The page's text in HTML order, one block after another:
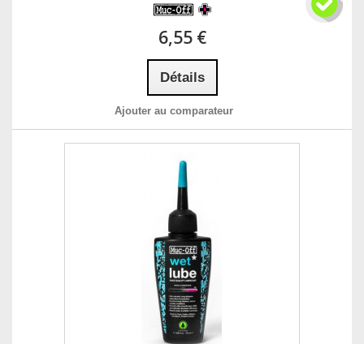
6,55 €
Détails
Ajouter au comparateur